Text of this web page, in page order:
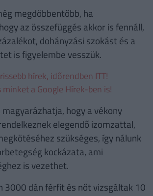
megdöbbentőbb, ha
az összefüggés akkor is fennáll,
dohányzási szokást és a
is figyelembe vesszük.
hírek, időrendben ITT!
minket a Google Hírek-ben is!
hogy a vékony
elegendő izomzattal,
szükséges, így nálunk
kockázata, ami
is vezethet.
3000 dán férfit és nőt vizsgáltak 10